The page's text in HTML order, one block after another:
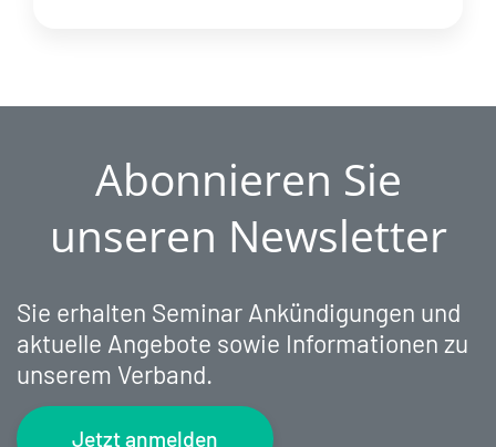
Abonnieren Sie
unseren Newsletter
Sie erhalten Seminar Ankündigungen und
aktuelle Angebote sowie Informationen zu
unserem Verband.
Jetzt anmelden